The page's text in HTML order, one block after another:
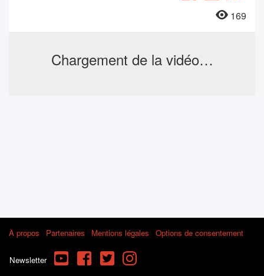
169
Chargement de la vidéo…
À propos Partenaires Mentions légales Options de consentement
Newsletter YouTube FacebookTwitterInstagram